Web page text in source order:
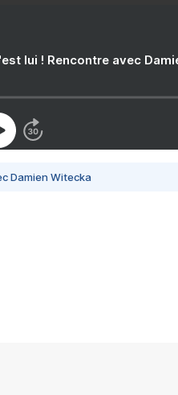
lui ! Rencontre avec
Damien Witecka